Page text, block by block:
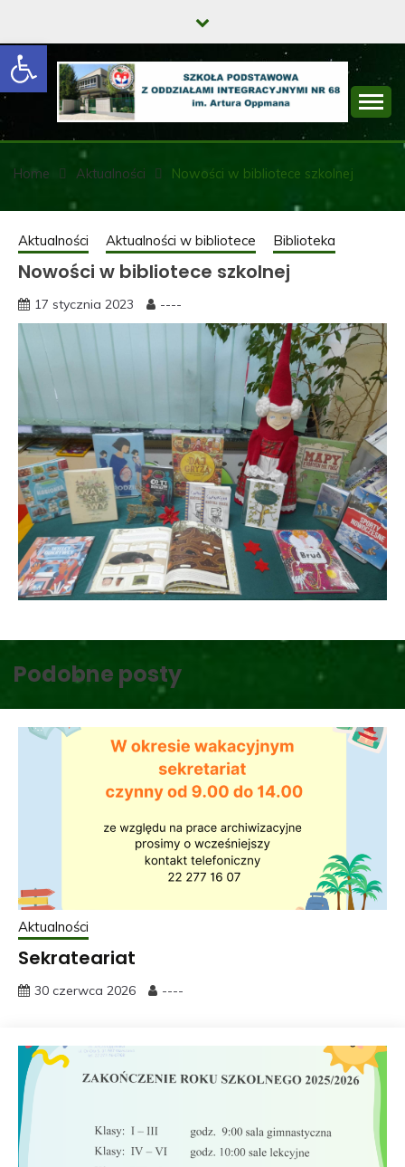
Open toolbar
content
SZKOŁA
PODSTAWOWA Z
ODDZIAŁAMI
INTEGRACYJNYMI
NR 68 IM. ARTURA
OPPMANA
Home Aktualności Nowości w bibliotece szkolnej
Aktualności Aktualności w bibliotece Biblioteka
Nowości w bibliotece szkolnej
17 stycznia 2023 ----
Podobne posty
Aktualności
Sekrateariat
30 czerwca 2026 ----